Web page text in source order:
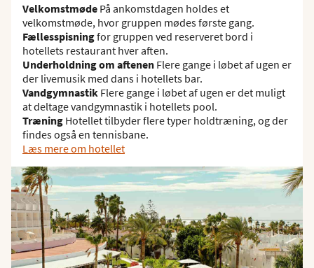
Velkomstmøde På ankomstdagen holdes et
velkomstmøde, hvor gruppen mødes første gang.
Fællesspisningfor gruppen ved reserveret bord i
hotellets restaurant hver aften.
Underholdning om aftenen Flere gange i løbet af ugen er
der livemusik med dans i hotellets bar.
Vandgymnastik Flere gange i løbet af ugen er det muligt
at deltage vandgymnastik i hotellets pool.
Træning Hotellet tilbyder flere typer holdtræning, og der
findes også en tennisbane.
Læs mere om hotellet